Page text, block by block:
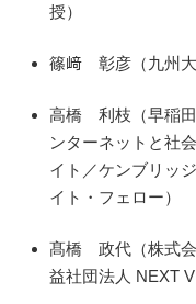
授）
篠﨑 彰彦（九州大
高橋 利枝（早稲
ンターネットと社
イト／ケンブリッ
イト・フェロー）
髙橋 政代（株式会
益社団法人 NEXT